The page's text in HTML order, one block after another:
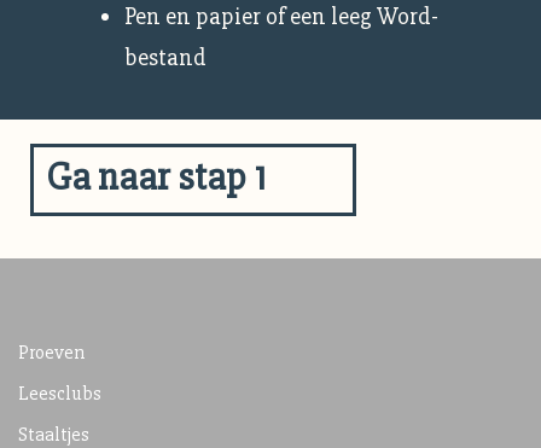
Pen en papier of een leeg Word-
bestand
Ga naar stap 1
Proeven
Leesclubs
Staaltjes